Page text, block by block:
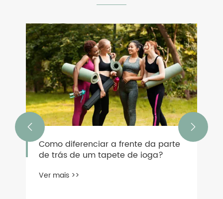
Como diferenciar a frente da parte
de trás de um tapete de ioga?
Ver mais >>
 